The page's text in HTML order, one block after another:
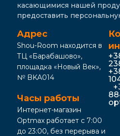
касающимися нашей
предоставить
Адрес
Shou-Room находится в
ТЦ «Барабашово»,
площадка «Новый Век»,
№ BKA014
Часы работы
Интернет-магазин
Optmax работает с 7:00
до 23:00, без перерыва и